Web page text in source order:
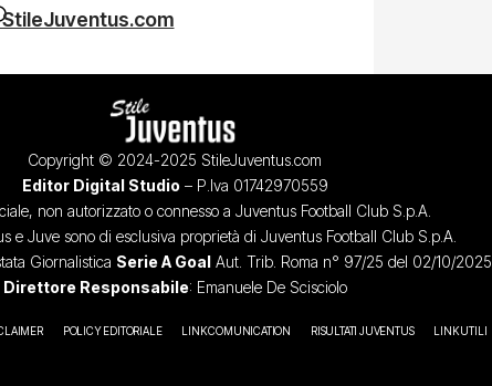
Copyright © 2024-2025 StileJuventus.com
Editor Digital Studio – P.Iva 01742970559
non autorizzato o connesso a Juventus Football Club S.p.A.
e Juve sono di esclusiva proprietà di Juventus Football Club S.p.A.
Giornalistica Serie A GoalAut. Trib. Roma n° 97/25 del 02/10/2025
Direttore Responsabile: Emanuele De Scisciolo
POLICY EDITORIALE LINK COMUNICATION RISULTATI JUVENTUS LINK UTILI